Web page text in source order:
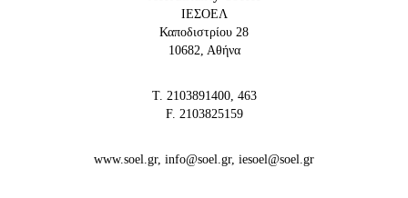
IEΣΟΕΛ
Καποδιστρίου 28
10682, Αθήνα
Τ. 2103891400, 463
F. 2103825159
www.soel.gr, info@soel.gr, iesoel@soel.gr